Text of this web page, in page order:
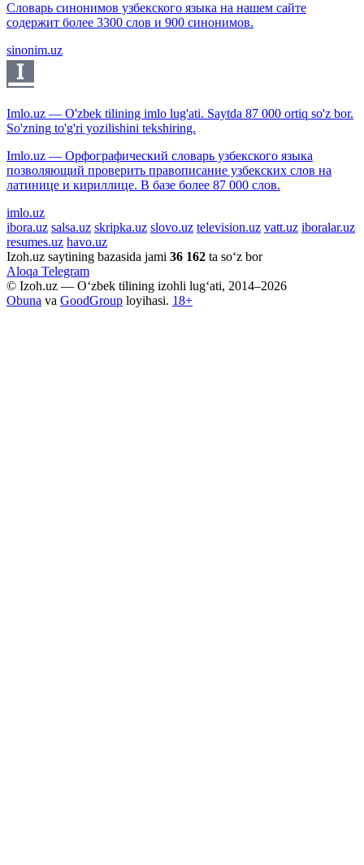
Словарь синонимов узбекского языка на нашем сайте
содержит более 3300 слов и 900 синонимов.
sinonim.uz
Imlo.uz — O'zbek tilining imlo lug'ati. Saytda 87 000 ortiq so'z bor.
So'zning to'g'ri yozilishini tekshiring.
Imlo.uz — Орфографический словарь узбекского языка
позволяющий проверить правописание узбекских слов на
латинице и кириллице. В базе более 87 000 слов.
imlo.uz
ibora.uz salsa.uz skripka.uz slovo.uz television.uz vatt.uz iboralar.uz
resumes.uz havo.uz
Izoh.uz saytining bazasida jami 36 162 ta so‘z bor
Aloqa Telegram
© Izoh.uz — O‘zbek tilining izohli lug‘ati, 2014–2026
Obuna va GoodGroup loyihasi. 18+